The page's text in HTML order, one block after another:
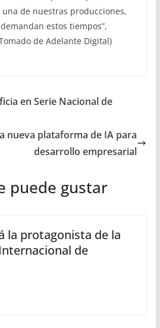
de nuestras producciones,
estos tiempos”,
de Adelante Digital)
en Serie Nacional de
nueva plataforma de IA para
desarrollo empresarial
puede gustar
la protagonista de la
de